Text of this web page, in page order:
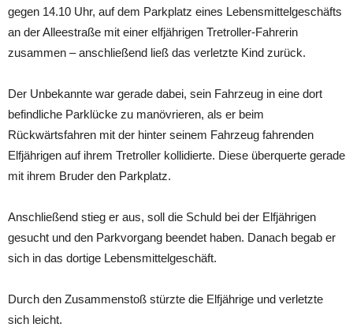
gegen 14.10 Uhr, auf dem Parkplatz eines Lebensmittelgeschäfts
an der Alleestraße mit einer elfjährigen Tretroller-Fahrerin
zusammen – anschließend ließ das verletzte Kind zurück.
Der Unbekannte war gerade dabei, sein Fahrzeug in eine dort
befindliche Parklücke zu manövrieren, als er beim
Rückwärtsfahren mit der hinter seinem Fahrzeug fahrenden
Elfjährigen auf ihrem Tretroller kollidierte. Diese überquerte gerade
mit ihrem Bruder den Parkplatz.
Anschließend stieg er aus, soll die Schuld bei der Elfjährigen
gesucht und den Parkvorgang beendet haben. Danach begab er
sich in das dortige Lebensmittelgeschäft.
Durch den Zusammenstoß stürzte die Elfjährige und verletzte
sich leicht.